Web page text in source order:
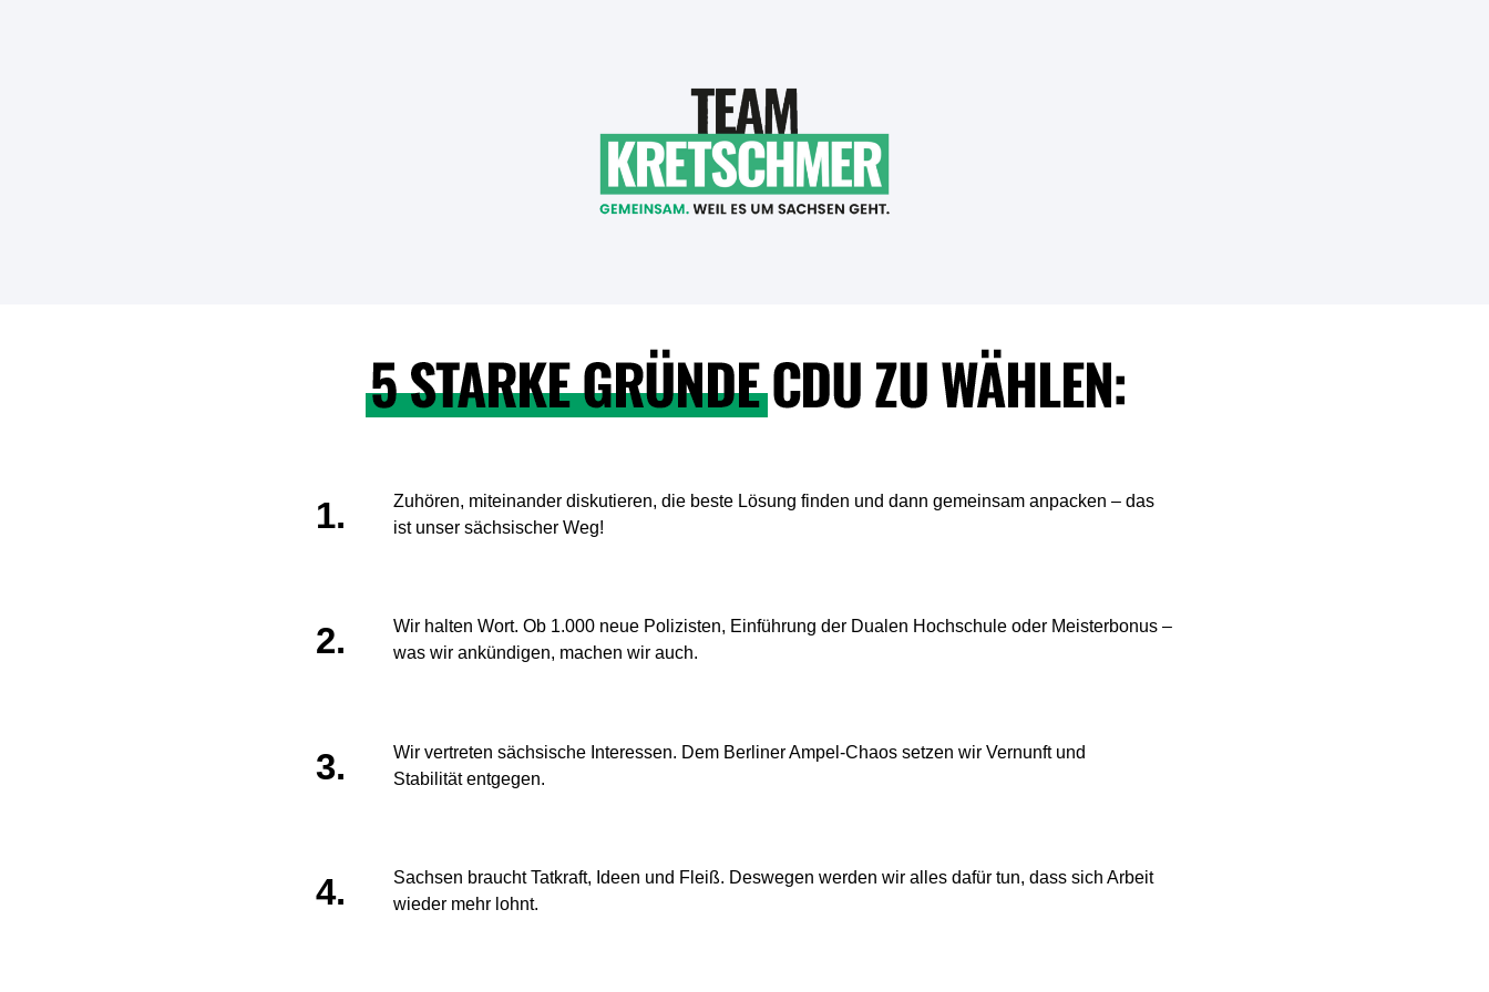
1. Zuhören, miteinanderdiskutieren, die beste Lösung finden und dann gemeinsam anpacken – das
ist unser sächsischer Weg!
2. Wir halten Wort.Ob 1.000 neue Polizisten, Einführung der Dualen Hochschule oder Meisterbonus –
was wir ankündigen, machen wir auch.
3. Wir vertretensächsische Interessen. Dem Berliner Ampel-Chaos setzen wir Vernunft und
Stabilitätentgegen.
4. Sachsen braucht Tatkraft, Ideen und Fleiß. Deswegen werden wir alles dafür tun, dass sich Arbeit
wieder mehr lohnt.